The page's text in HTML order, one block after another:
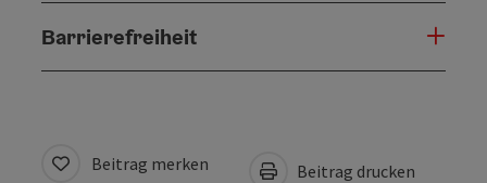
Barrierefreiheit
Beitrag merken Beitrag drucken